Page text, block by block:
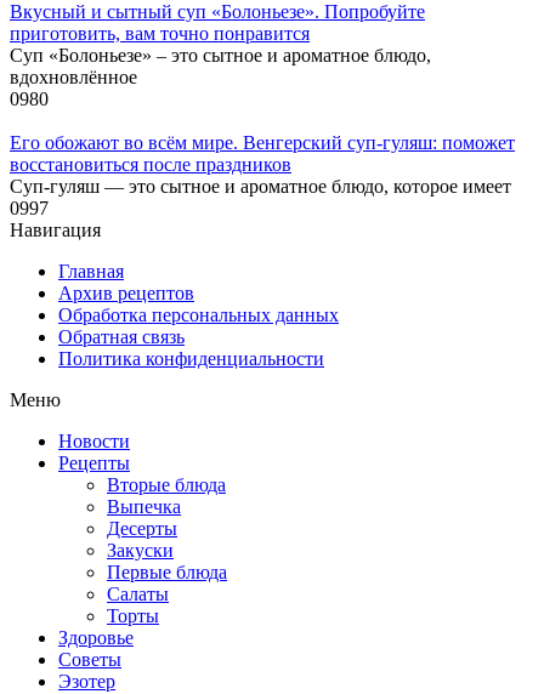
Вкусный и сытный cуп «Болоньезе». Попробуйте
приготовить, вам точно понравится
Суп «Болоньезе» – это сытное и ароматное блюдо,
вдохновлённое
0980
Его обожают во всём мире. Венгерский суп-гуляш: поможет
восстановиться после праздников
Суп-гуляш — это сытное и ароматное блюдо, которое имеет
0997
Навигация
Главная
Архив рецептов
Обработка персональных данных
Обратная связь
Политика конфиденциальности
Меню
Новости
Рецепты
Вторые блюда
Выпечка
Десерты
Закуски
Первые блюда
Салаты
Торты
Здоровье
Советы
Эзотер